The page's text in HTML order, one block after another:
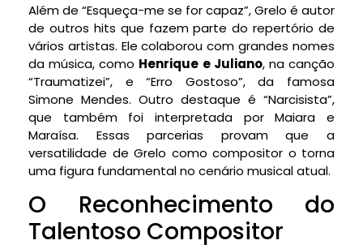
Além de “Esqueça-me se for capaz”, Grelo é autor
de outros hits que fazem parte do repertório de
vários artistas. Ele colaborou com grandes nomes
da música, como Henrique e Juliano, na canção
“Traumatizei”, e “Erro Gostoso”, da famosa
Simone Mendes. Outro destaque é “Narcisista”,
que também foi interpretada por Maiara e
Maraísa. Essas parcerias provam que a
versatilidade de Grelo como compositor o torna
uma figura fundamental no cenário musical atual.
O Reconhecimento do
Talentoso Compositor